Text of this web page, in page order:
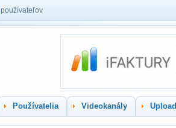
používateľov
Používatelia Videokanály Upload